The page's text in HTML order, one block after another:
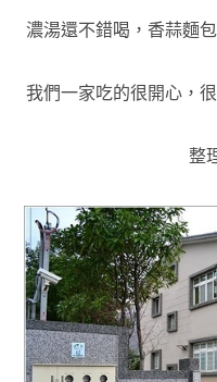
濃湯還不錯喝，香蒜麵
我們一家吃的很開心 ，
整